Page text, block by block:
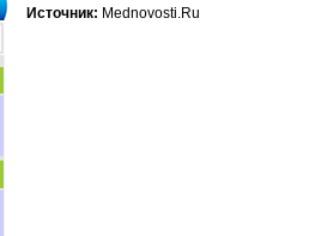
Источник: Mednovosti.Ru